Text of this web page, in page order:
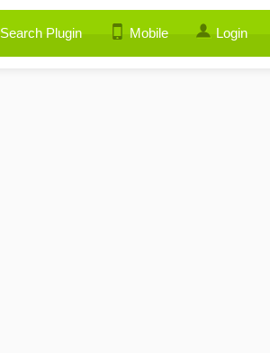
Search Plugin Mobile Login